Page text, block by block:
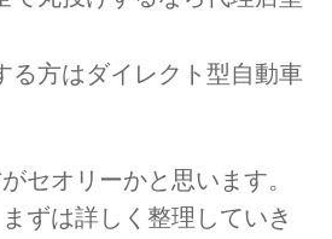
る方はダイレクト型自動車
セオリーかと思います。
ずは詳しく整理していき